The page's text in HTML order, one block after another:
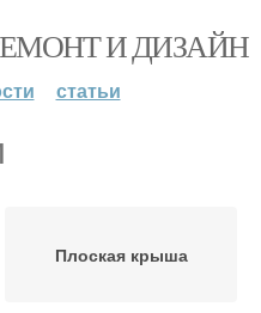
И ДИЗАЙН
статьи
Плоская крыша